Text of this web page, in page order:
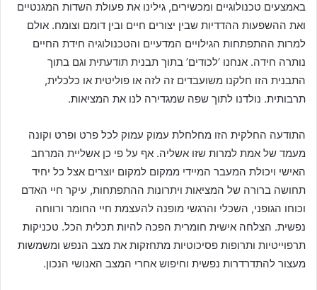
באמצעים טכנולוגיים ומכשירים, גילינו את פעולת השדות המגנטיים
ואת ההשפעות ההדדיות שבין יצורים חיים ובין דומם וצומח. אולם
למרות ההתפתחות הגילויים המדעיים והטכנולוגיה חידת החיים
נותרה חידה. אנחנו ‘לכודים’ בתוך תבנית תודעתית וגם בתוך
התבנית הזו חלקנו משועבדים זה לזה או פוליטית או כלכלית,
תרבותית. נולדנו לתוך שפה שמגדירה לנו את המציאות.
התודעה החלקית הזו מחלחלת עמוק עמוק לכל פרט ופרט וקונה
מעמד של אמת למרות שזו אשליה. אף על פי כן אשליית המרחב
האישי ויכולת המעבר המיידי ממקום למקום יוצרים אצל כל יחיד
תחושה ברורה של המציאות ויתרונות ההתפתחות, עיקר חיי האדם
וכוחו הגופני, השכלי והרגשי מופנה להעצמת חיי החומר ורווחה
נפשית. הצלחה אישית חומרית הפכה להיות תכלית הכל. טכניקות
תרפוייטיות ותרופות פסיכוטיות מתחזקות את מצב הנפש ומשמשות
מעצור להתדרדרות נפשית וחיפוש אחרי המצב האנושי הנכון.